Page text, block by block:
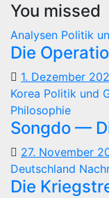
You missed
Analysen Politik
Die
1. Dezember
Korea Politik und
Philosophie
Songdo —
27. November
Deutschland
Die